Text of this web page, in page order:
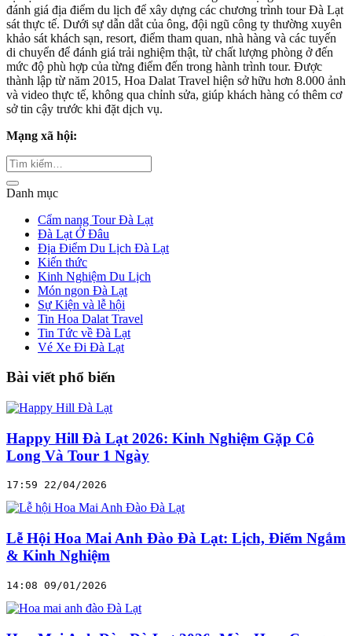
đánh giá địa điểm du lịch để xây dựng các chương trình tour Đà Lạt
sát thực tế. Dưới sự dẫn dắt của ông, đội ngũ công ty thường xuyên
khảo sát khách sạn, resort, điểm tham quan, nhà hàng và các tuyến
di chuyển để đánh giá trải nghiệm thật, từ chất lượng phòng ở đến
mức độ phù hợp của từng điểm đến trong hành trình tour. Được
thành lập từ năm 2015, Hoa Dalat Travel hiện sở hữu hơn 8.000 ảnh
và video thực tế, không qua chỉnh sửa, giúp khách hàng có thêm cơ
sở tin cậy trước khi đặt dịch vụ.
Mạng xã hội:
Danh mục
Cẩm nang Tour Đà Lạt
Đà Lạt Ở Đâu
Địa Điểm Du Lịch Đà Lạt
Kiến thức
Kinh Nghiệm Du Lịch
Món ngon Đà Lạt
Sự Kiện và lễ hội
Tin Hoa Dalat Travel
Tin Tức về Đà Lạt
Vé Xe Đi Đà Lạt
Bài viết phổ biến
Happy Hill Đà Lạt 2026: Kinh Nghiệm Gặp Cô
Long Và Tour 1 Ngày
17:59 22/04/2026
Lễ Hội Hoa Mai Anh Đào Đà Lạt: Lịch, Điểm Ngắm
& Kinh Nghiệm
14:08 09/01/2026